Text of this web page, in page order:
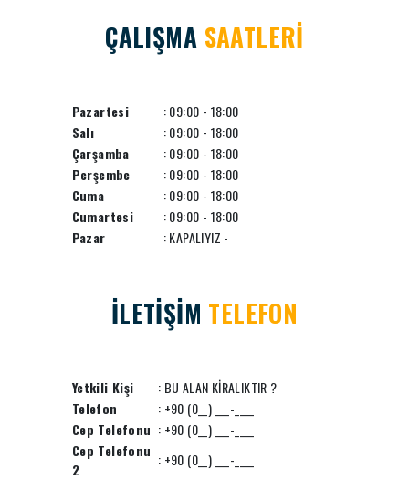
ÇALIŞMA SAATLERİ
Pazartesi
: 09:00 - 18:00
Salı
: 09:00 - 18:00
Çarşamba
: 09:00 - 18:00
Perşembe
: 09:00 - 18:00
Cuma
: 09:00 - 18:00
Cumartesi
: 09:00 - 18:00
Pazar
: KAPALIYIZ -
İLETİŞİM TELEFON
Yetkili Kişi
: BU ALAN KİRALIKTIR ?
Telefon
: +90 (0__) ___-____
Cep Telefonu : +90 (0__) ___-____
Cep Telefonu
2
: +90 (0__) ___-____